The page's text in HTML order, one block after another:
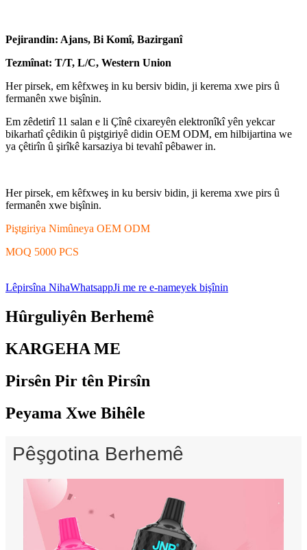
Pejirandin: Ajans, Bi Komî, Bazirganî
Tezmînat: T/T, L/C, Western Union
Her pirsek, em kêfxweş in ku bersiv bidin, ji kerema xwe pirs û
fermanên xwe bişînin.
Em zêdetirî 11 salan e li Çînê cixareyên elektronîkî yên yekcar
bikarhatî çêdikin û piştgiriyê didin OEM ODM, em hilbijartina we
ya çêtirîn û şirîkê karsaziya bi tevahî pêbawer in.
Her pirsek, em kêfxweş in ku bersiv bidin, ji kerema xwe pirs û
fermanên xwe bişînin.
Piştgiriya Nimûneya OEM ODM
MOQ 5000 PCS
Lêpirsîna NihaWhatsappJi me re e-nameyek bişînin
Hûrguliyên Berhemê
KARGEHA ME
Pirsên Pir tên Pirsîn
Peyama Xwe Bihêle
Pêşgotina Berhemê